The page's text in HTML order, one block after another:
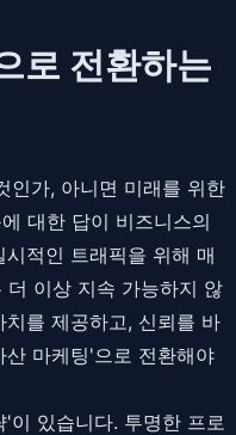
로 전환하는
인가, 아니면 미래를 위한
대한 답이 비즈니스의
적인 트래픽을 위해 매
더 이상 지속 가능하지 않
를 제공하고, 신뢰를 바
마케팅'으로 전환해야
이 있습니다. 투명한 프로